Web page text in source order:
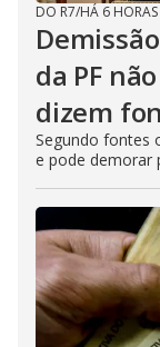
DO R7/HÁ 6 HORAS
da PF
dizem
Segundo fontes
e pode demorar